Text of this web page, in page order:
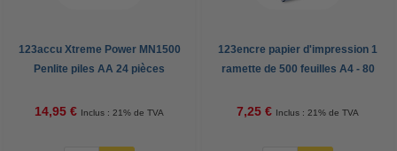
123accu Xtreme Power MN1500
Penlite piles AA 24 pièces
14,95 € Inclus : 21% de TVA
123encre papier d'impression 1
ramette de 500 feuilles A4 - 80
7,25 € Inclus : 21% de TVA